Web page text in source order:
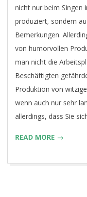
nicht nur beim Singen
produziert, sondern
Bemerkungen.
von humorvollen
man nicht die
Beschäftigten
Produktion von
wenn auch nur sehr
allerdings, dass Sie
READ MORE →